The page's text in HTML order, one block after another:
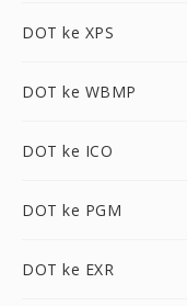
DOT ke XPS
DOT ke WBMP
DOT ke ICO
DOT ke PGM
DOT ke EXR